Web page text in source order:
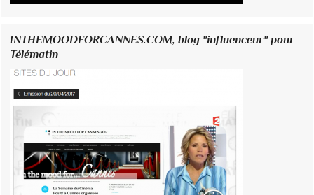
INTHEMOODFORCANNES.COM, blog "influenceur" pour
Télématin